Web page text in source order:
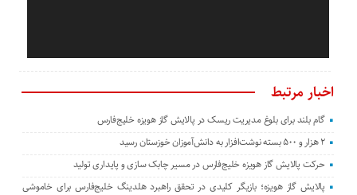
اخبار مرتبط
گام بلند برای بلوغ مدیریت ریسک در پالایش گاز هویزه خلیج‌فارس
۲ هزار و ۵۰۰ بسته نوشت‌افزار به دانش‌آموزان خوزستان رسید
حرکت پالایش گاز هویزه خلیج‌فارس در مسیر چابک سازی و پایداری تولید
پالایش گاز هویزه؛ بازیگر کلیدی در تحقق راهبرد هلدینگ خلیج‌فارس برای خاموشی